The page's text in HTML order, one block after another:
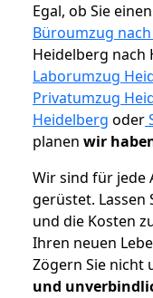
Egal, ob Sie einen
Büroumzug
Heidelberg nach
Laborumzug
Privatumzug
Heidelberg oder
planen wir
Wir sind für jede
gerüstet. Lassen
und die Kosten
Ihren neuen
Zögern Sie nicht
und